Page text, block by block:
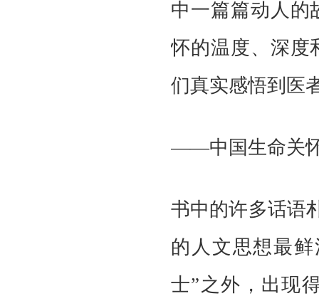
中一篇篇动人的
怀的温度、深度
们真实感悟到医
——中国生命关
书中的许多话语
的人文思想最
士”之外，出现